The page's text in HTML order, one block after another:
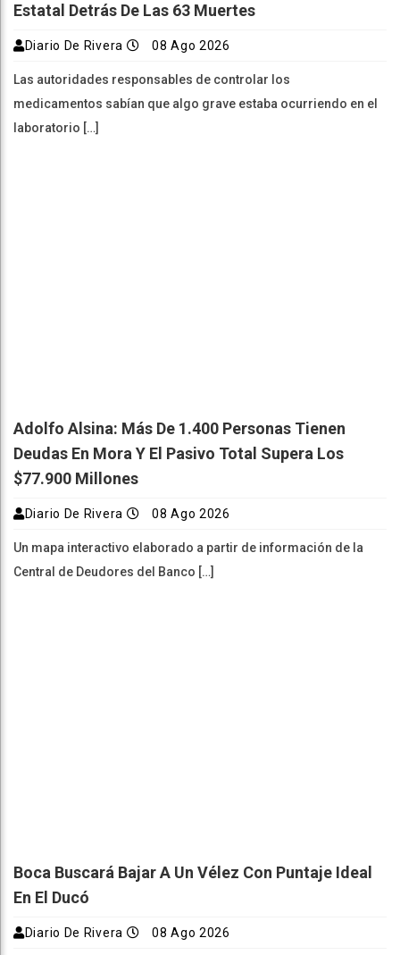
Estatal Detrás De Las 63 Muertes
Diario De Rivera 08 Ago 2026
Las autoridades responsables de controlar los
medicamentos sabían que algo grave estaba ocurriendo en el
laboratorio […]
Adolfo Alsina: Más De 1.400 Personas Tienen
Deudas En Mora Y El Pasivo Total Supera Los
$77.900 Millones
Diario De Rivera 08 Ago 2026
Un mapa interactivo elaborado a partir de información de la
Central de Deudores del Banco […]
Boca Buscará Bajar A Un Vélez Con Puntaje Ideal
En El Ducó
Diario De Rivera 08 Ago 2026